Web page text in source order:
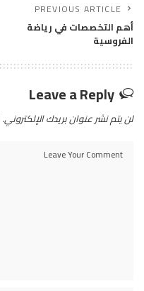
PREVIOUS ARTICLE
أهم التخصصات في رياضة
الفروسية
Leave a Reply
لن يتم نشر عنوان بريدك الإلكتروني.